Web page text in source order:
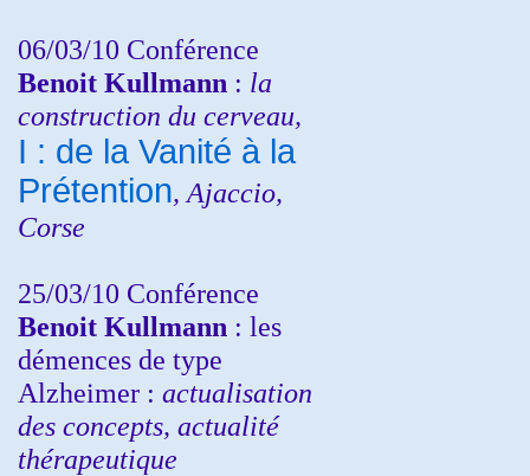
06/03/10 Conférence
Benoit Kullmann : la
construction du cerveau,
I : de la Vanité à la
Prétention, Ajaccio,
Corse
25/03/10 Conférence
Benoit Kullmann : les
démences de type
Alzheimer : actualisation
des concepts, actualité
thérapeutique